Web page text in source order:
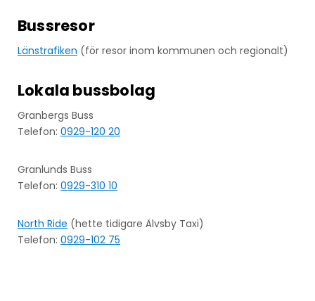
Bussresor
Länstrafiken (för resor inom kommunen och regionalt)
Lokala bussbolag
Granbergs Buss
Telefon: 0929-120 20
Granlunds Buss
Telefon: 0929-310 10
North Ride (hette tidigare Älvsby Taxi)
Telefon: 0929-102 75